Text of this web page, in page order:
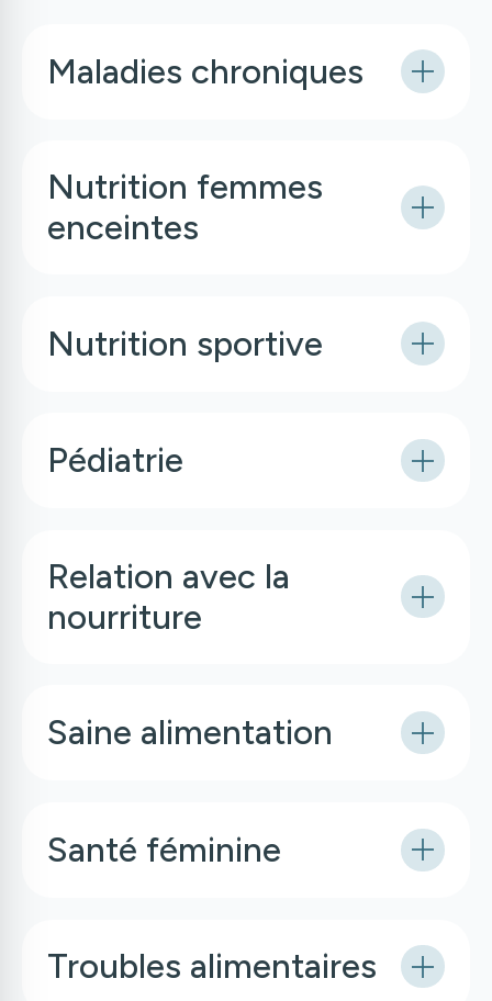
Maladies chroniques
Nutrition femmes
enceintes
Nutrition sportive
Pédiatrie
Relation avec la
nourriture
Saine alimentation
Santé féminine
Troubles alimentaires